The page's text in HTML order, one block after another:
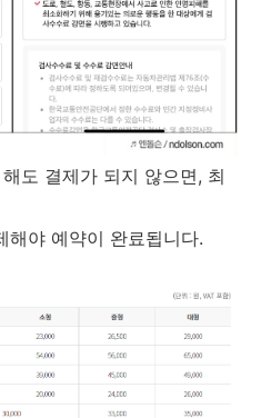
도 결제가 되지 않으면, 최
해야 예약이 완료됩니다.